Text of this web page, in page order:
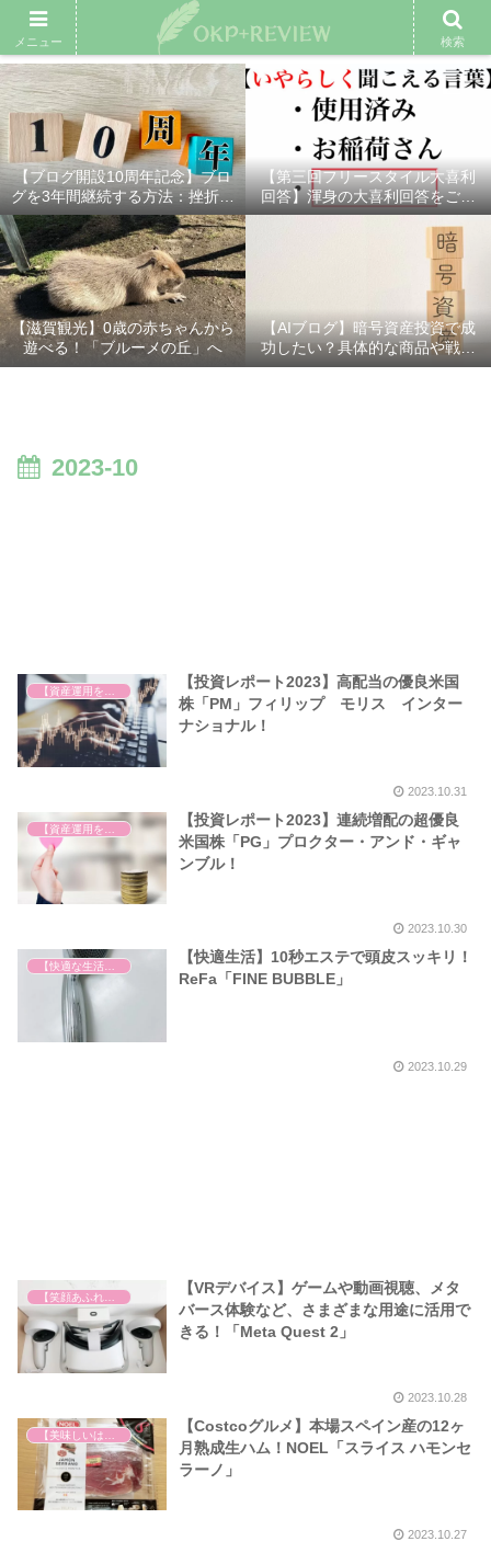
雑記ブログ プロフィール 余興動画 ベスト大喜利 スポ
【ブログ開設10周年記念】ブロ
グを3年間継続する方法：挫折し
ないための7つの秘訣
【第三回フリースタイル大喜利
回答】渾身の大喜利回答をご紹
介！
【滋賀観光】0歳の赤ちゃんから
遊べる！「ブルーメの丘」へ
【AIブログ】暗号資産投資で成
功したい？具体的な商品や戦略
を分かりやすく解説！
2023-10
【資産運用を始めました】
【投資レポート2023】高配当の優良米国
株「PM」フィリップ モリス インター
ナショナル！
2023.10.31
【投資レポート2023】連続増配の超優良
米国株「PG」プロクター・アンド・ギャ
ンブル！
2023.10.30
【快適な生活を求めて】
【快適生活】10秒エステで頭皮スッキリ！
ReFa「FINE BUBBLE」
2023.10.29
【笑顔あふれる世の中を祈って】
【VRデバイス】ゲームや動画視聴、メタ
バース体験など、さまざまな用途に活用で
きる！「Meta Quest 2」
2023.10.28
【Costcoグルメ】本場スペイン産の12ヶ
月熟成生ハム！NOEL「スライス ハモンセ
ラーノ」
2023.10.27
メニュー 検索